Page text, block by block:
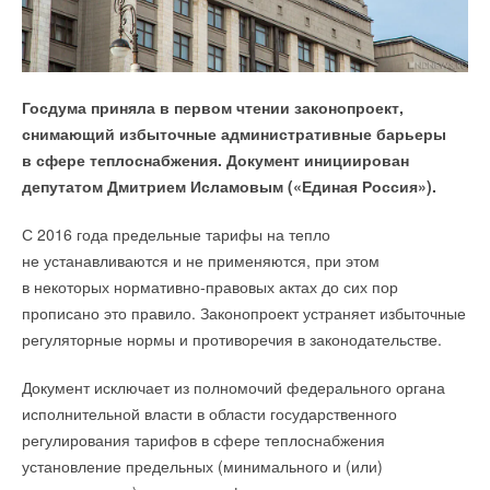
Госдума приняла в первом чтении законопроект,
снимающий избыточные административные барьеры
в сфере теплоснабжения. Документ инициирован
депутатом Дмитрием Исламовым («Единая Россия»).
С 2016 года предельные тарифы на тепло
не устанавливаются и не применяются, при этом
в некоторых нормативно-правовых актах до сих пор
прописано это правило. Законопроект устраняет избыточные
регуляторные нормы и противоречия в законодательстве.
Документ исключает из полномочий федерального органа
исполнительной власти в области государственного
регулирования тарифов в сфере теплоснабжения
установление предельных (минимального и (или)
Подписание соглашения состоялось в рамках
в условиях цифровой трансформации строительной
отрасли». Мероприятие прошло на площадке МАСИ 23
ноября.
Задача команды — сделать электромобиль,
соответствующий образу жизни, мировоззрению
активными участниками новой городской
мобильности.
Ранее стало известно, что над электромобилем «Атом»
форума ATOMEXPO инжиниринговая компания
«Атомэнергопроект» госкорпорации «Росатом» подписала
соглашение о сотрудничестве в области информационных
технологий с крупнейшим отечественным разработчиком ПО
и ИТ-решений —ГК «СиСофт» (CSoft) .
Предметом соглашения стало сотрудничество в области
информационных технологий, а также использование
программного обеспечения, разработанного компанией
«СиСофт Девелопмент» (входит в ГК «СиСофт»), для
службы
22 ноября 2022 года генеральный директор российской
«Группы Полипластик» Мирон Гориловский и акционер